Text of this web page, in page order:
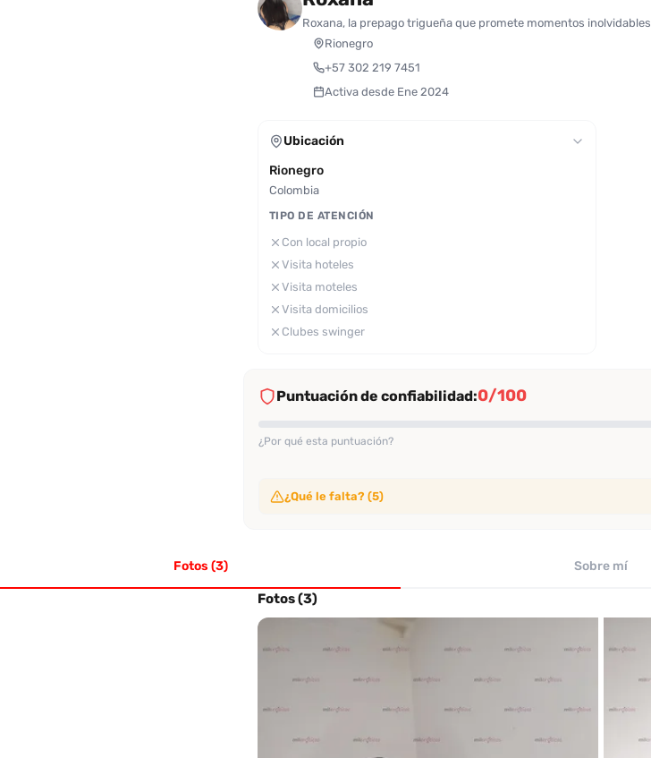
Roxana, la prepago trigueña que promete momentos inolvidables
Rionegro
+57 302 219 7451
Activa desde Ene 2024
Ubicación
Rionegro
Colombia
TIPO DE ATENCIÓN
Con local propio
Visita hoteles
Visita moteles
Visita domicilios
Clubes swinger
Puntuación de confiabilidad:0/100
¿Por qué esta puntuación?
¿Qué le falta? (5)
Sin perfil verificado
Sin evaluación reciente
No alcanza el 70% de recomendación entre clientes
Fotos (3) Sobre mí
Fotos (3)